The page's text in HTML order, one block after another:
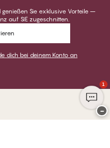
Sie exklusive Vorteile –
auf SIE zugeschnitten.
dich bei deinem Konto an
1
−